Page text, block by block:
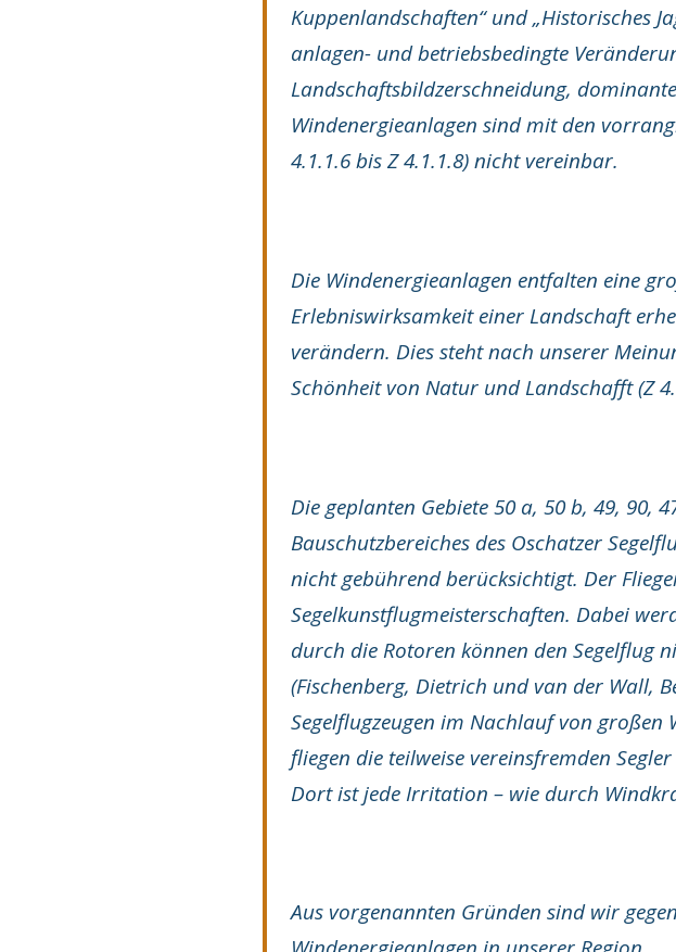
Kuppenlandschaften“ und „Historisches
anlagen- und betriebsbedingte
Landschaftsbildzerschneidung,
Windenergieanlagen sind mit den
4.1.1.6 bis Z 4.1.1.8) nicht vereinbar.
Die Windenergieanlagen entfalten eine
Erlebniswirksamkeit einer Landschaft
verändern. Dies steht nach unserer
Schönheit von Natur und Landschafft (Z
Die geplanten Gebiete 50 a, 50 b, 49, 90,
Bauschutzbereiches des Oschatzer
nicht gebührend berücksichtigt. Der
Segelkunstflugmeisterschaften. Dabei
durch die Rotoren können den Segelflug
(Fischenberg, Dietrich und van der Wall,
Segelflugzeugen im Nachlauf von
fliegen die teilweise vereinsfremden
Dort ist jede Irritation – wie durch
Aus vorgenannten Gründen sind wir